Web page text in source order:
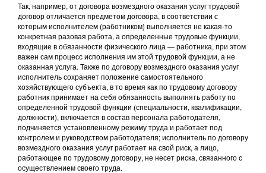
Так, например, от договора возмездного оказания услуг трудовой
договор отличается предметом договора, в соответствии с
которым исполнителем (работником) выполняется не какая-то
конкретная разовая работа, а определенные трудовые функции,
входящие в обязанности физического лица — работника, при этом
важен сам процесс исполнения им этой трудовой функции, а не
оказанная услуга. Также по договору возмездного оказания услуг
исполнитель сохраняет положение самостоятельного
хозяйствующего субъекта, в то время как по трудовому договору
работник принимает на себя обязанность выполнять работу по
определенной трудовой функции (специальности, квалификации,
должности), включается в состав персонала работодателя,
подчиняется установленному режиму труда и работает под
контролем и руководством работодателя; исполнитель по договору
возмездного оказания услуг работает на свой риск, а лицо,
работающее по трудовому договору, не несет риска, связанного с
осуществлением своего труда.